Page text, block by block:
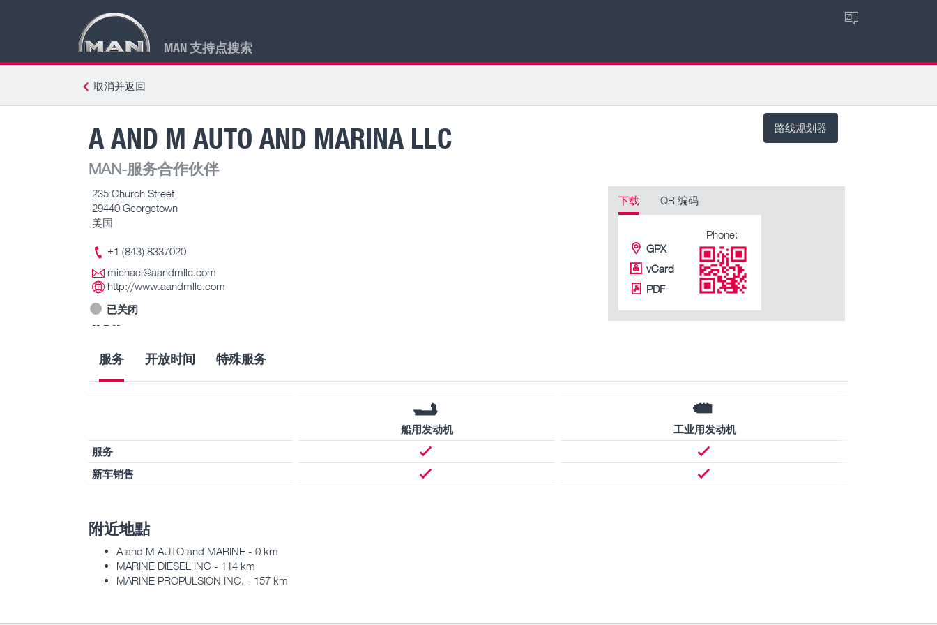
MAN 支持点搜索
ZH
取消并返回
路线规划器
A AND M AUTO AND MARINA LLC
MAN-服务合作伙伴
235 Church Street
29440 Georgetown
美国
+1 (843) 8337020
michael@aandmllc.com
http://www.aandmllc.com
已关闭
-- – --
下载 QR 编码
GPX
vCard
PDF
Phone:
服务 开放时间 特殊服务
船用发动机
工业用发动机
服务
新车销售
附近地點
A and M AUTO and MARINE - 0 km
MARINE DIESEL INC - 114 km
MARINE PROPULSION INC. - 157 km